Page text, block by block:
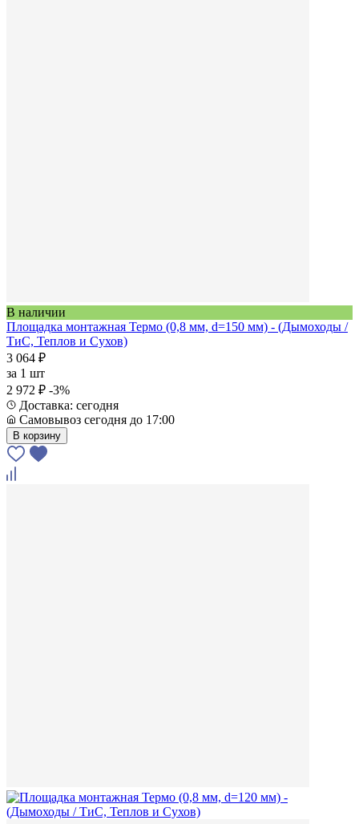
В наличии
Площадка монтажная Термо (0,8 мм, d=150 мм) - (Дымоходы /
ТиС, Теплов и Сухов)
3 064 ₽
за 1 шт
2 972 ₽ -3%
Доставка: сегодня
Самовывоз сегодня до 17:00
В корзину